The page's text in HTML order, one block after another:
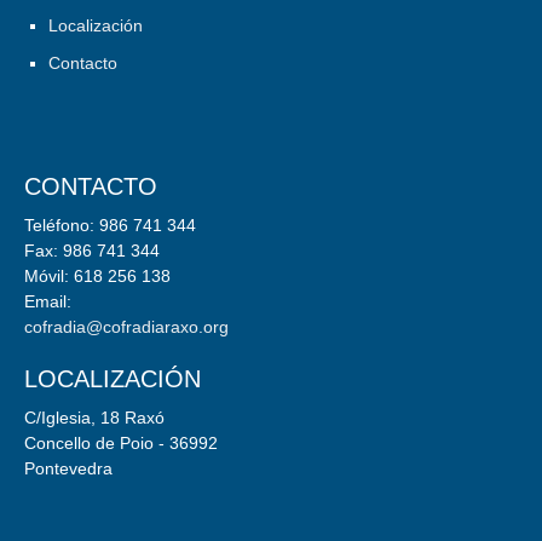
Localización
Contacto
CONTACTO
Teléfono: 986 741 344
Fax: 986 741 344
Móvil: 618 256 138
Email:
cofradia@cofradiaraxo.org
LOCALIZACIÓN
C/Iglesia, 18 Raxó
Concello de Poio - 36992
Pontevedra